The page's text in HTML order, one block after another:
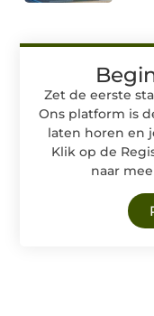
Zet de eerste
Ons platform is
laten horen en
Klik op de
naar